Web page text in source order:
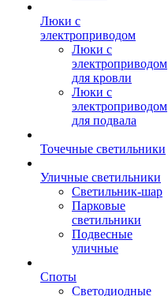
Люки с
электроприводом
Люки с
электроприводом
для кровли
Люки с
электроприводом
для подвала
Точечные светильники
Уличные светильники
Светильник-шар
Парковые
светильники
Подвесные
уличные
Споты
Светодиодные